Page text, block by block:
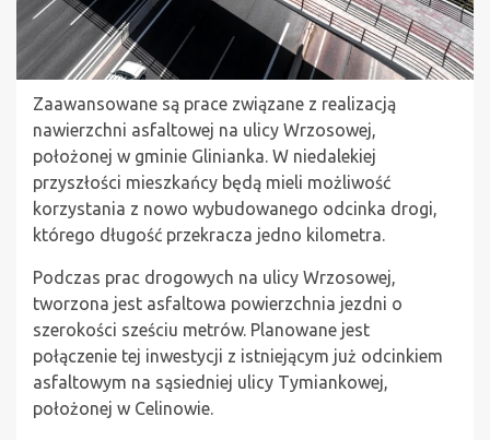
Zaawansowane są prace związane z realizacją
nawierzchni asfaltowej na ulicy Wrzosowej,
położonej w gminie Glinianka. W niedalekiej
przyszłości mieszkańcy będą mieli możliwość
korzystania z nowo wybudowanego odcinka drogi,
którego długość przekracza jedno kilometra.
Podczas prac drogowych na ulicy Wrzosowej,
tworzona jest asfaltowa powierzchnia jezdni o
szerokości sześciu metrów. Planowane jest
połączenie tej inwestycji z istniejącym już odcinkiem
asfaltowym na sąsiedniej ulicy Tymiankowej,
położonej w Celinowie.